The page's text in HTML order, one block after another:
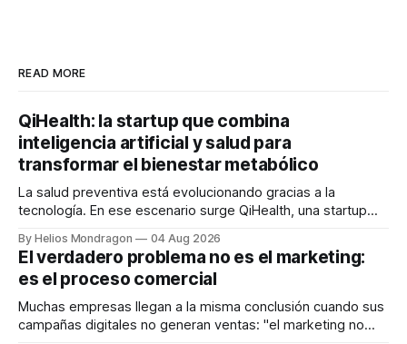
READ MORE
QiHealth: la startup que combina
inteligencia artificial y salud para
transformar el bienestar metabólico
La salud preventiva está evolucionando gracias a la
tecnología. En ese escenario surge QiHealth, una startup
dispositivos inteligentes, inteligencia artificial y monitoreo
en tiempo real para ayudar a las personas a tomar mejores
decisiones sobre su salud metabólica. Su propuesta busca
responder
By Helios Mondragon 04 Aug 2026
El verdadero problema no es el marketing:
es el proceso comercial
Muchas empresas llegan a la misma conclusión cuando sus
campañas digitales no generan ventas: "el marketing no